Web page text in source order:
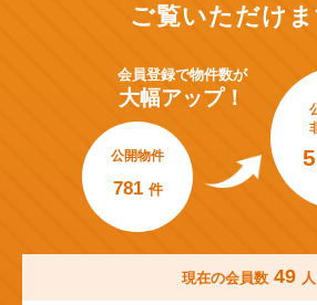
ご覧いただけま
会員登録で物件数が
大幅アップ！
公開物件
781 件
現在の会員数 49 人